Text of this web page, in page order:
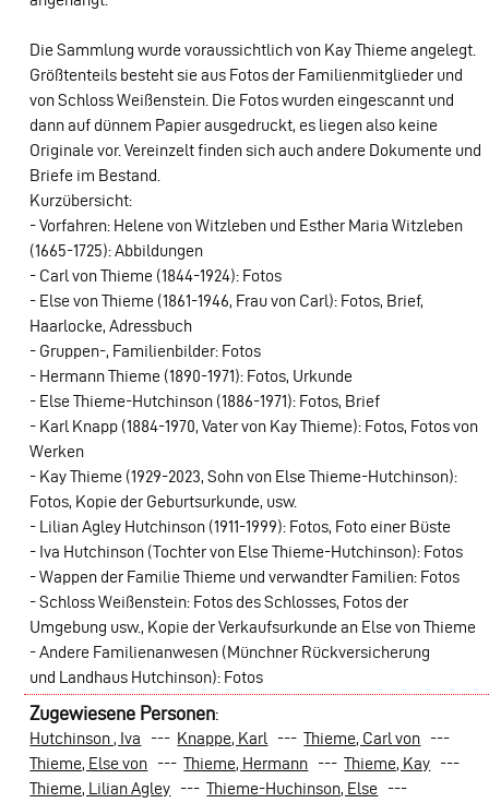
Die Sammlung wurde voraussichtlich von Kay Thieme angelegt.
Größtenteils besteht sie aus Fotos der Familienmitglieder und
von Schloss Weißenstein. Die Fotos wurden eingescannt und
dann auf dünnem Papier ausgedruckt, es liegen also keine
Originale vor. Vereinzelt finden sich auch andere Dokumente und
Briefe im Bestand.
Kurzübersicht:
- Vorfahren: Helene von Witzleben und Esther Maria Witzleben
(1665-1725): Abbildungen
- Carl von Thieme (1844-1924): Fotos
- Else von Thieme (1861-1946, Frau von Carl): Fotos, Brief,
Haarlocke, Adressbuch
- Gruppen-, Familienbilder: Fotos
- Hermann Thieme (1890-1971): Fotos, Urkunde
- Else Thieme-Hutchinson (1886-1971): Fotos, Brief
- Karl Knapp (1884-1970, Vater von Kay Thieme): Fotos, Fotos von
Werken
- Kay Thieme (1929-2023, Sohn von Else Thieme-Hutchinson):
Fotos, Kopie der Geburtsurkunde, usw.
- Lilian Agley Hutchinson (1911-1999): Fotos, Foto einer Büste
- Iva Hutchinson (Tochter von Else Thieme-Hutchinson): Fotos
- Wappen der Familie Thieme und verwandter Familien: Fotos
- Schloss Weißenstein: Fotos des Schlosses, Fotos der
Umgebung usw., Kopie der Verkaufsurkunde an Else von Thieme
- Andere Familienanwesen (Münchner Rückversicherung
und Landhaus Hutchinson): Fotos
Zugewiesene Personen:
Hutchinson , Iva --- Knappe, Karl ---Thieme, Carl von ---
Thieme, Else von ---Thieme, Hermann ---Thieme, Kay ---
Thieme, Lilian Agley ---Thieme-Huchinson, Else ---